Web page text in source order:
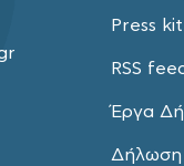
Press kit
RSS
Έργα
Δήλωση